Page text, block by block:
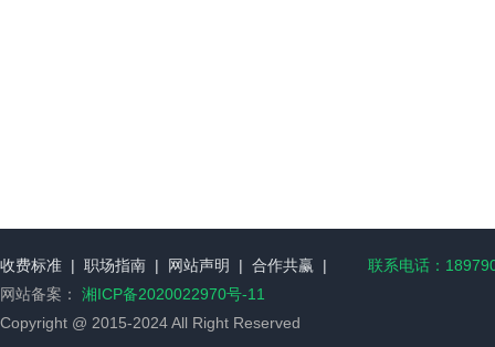
收费标准 | 职场指南 | 网站声明 | 合作共赢 |
联系电话：
网站备案： 湘ICP备2020022970号-11
Copyright @ 2015-2024 All Right Reserved